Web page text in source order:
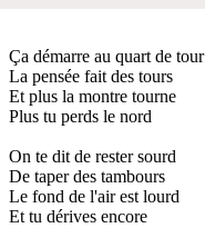
Ça démarre au quart de tour
La pensée fait des tours
Et plus la montre tourne
Plus tu perds le nord
On te dit de rester sourd
De taper des tambours
Le fond de l'air est lourd
Et tu dérives encore